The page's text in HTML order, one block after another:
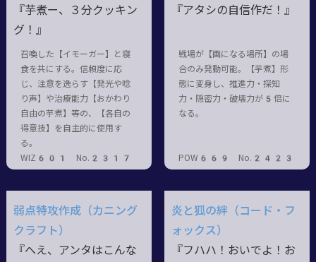
『芋煮ー、３分クッキン
グ！』
召喚した【イモーガー】と寝
食を共にする。信頼度に応
じ、注意を逸らす【発光や唸
り声】や治療能力【おかわり
自由の芋煮】等の、【各自の
得意技】を自主的に使用す
る。
WIZ601 No.2317
『アタシの自信作だ！』
戦場が【画になる場所】の場
合のみ発動可能。【芋煮】形
態に変身し、推進力・探知
力・隠密力・破壊力が5倍に
なる。
POW669 No.2423
弱点特攻作成（カニング
クラフト）
『へえ、アンタはこんな
炎と狐の絆（コード・フ
ォックス）
『フハハ！おいでよ！お